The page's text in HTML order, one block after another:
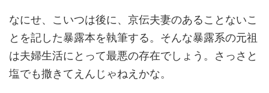
なにせ、こいつは後に、京伝夫妻のあることないこ
とを記した暴露本を執筆する。そんな暴露系の元祖
は夫婦生活にとって最悪の存在でしょう。さっさと
塩でも撒きてえんじゃねえかな。